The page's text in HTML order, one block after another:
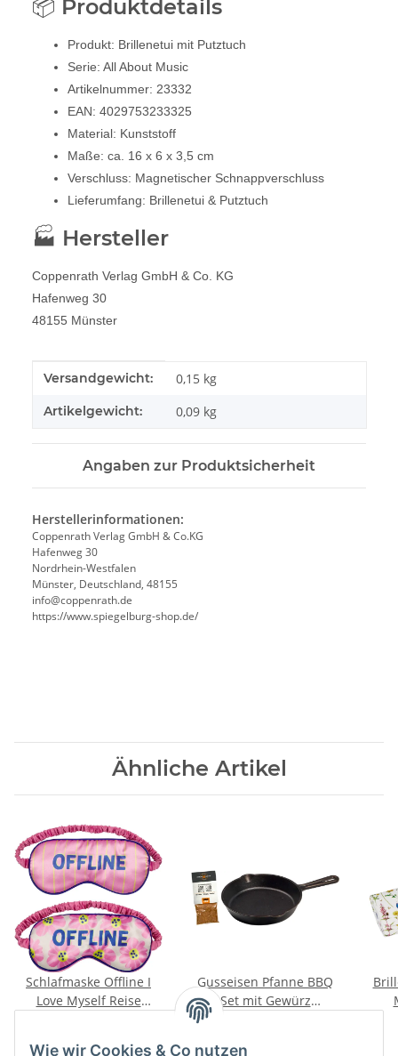
Wie wir Cookies & Co nutzen
📦 Produktdetails
Produkt: Brillenetui mit Putztuch
Serie: All About Music
Artikelnummer: 23332
EAN: 4029753233325
Material: Kunststoff
Maße: ca. 16 x 6 x 3,5 cm
Verschluss: Magnetischer Schnappverschluss
Lieferumfang: Brillenetui & Putztuch
🏭 Hersteller
Coppenrath Verlag GmbH & Co. KG
Hafenweg 30
48155 Münster
Produkteigenschaft
Wert
Versandgewicht: 0,15 kg
Artikelgewicht: 0,09 kg
Angaben zur Produktsicherheit
Herstellerinformationen:
Coppenrath Verlag GmbH & Co.KG
Hafenweg 30
Nordrhein-Westfalen
Münster, Deutschland, 48155
info@coppenrath.de
https://www.spiegelburg-shop.de/
Ähnliche Artikel
Schlafmaske Offline I
Love Myself Reise
Gusseisen Pfanne BBQ
Set mit Gewürz